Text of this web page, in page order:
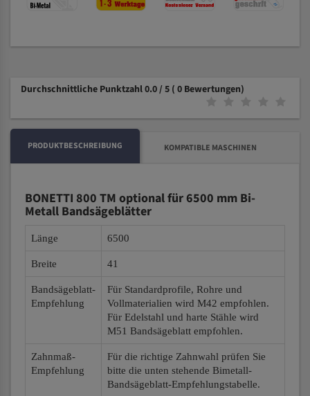
Durchschnittliche Punktzahl 0.0 / 5 ( 0 Bewertungen)
PRODUKTBESCHREIBUNG KOMPATIBLE MASCHINEN
BONETTI 800 TM optional für 6500 mm Bi-
Metall Bandsägeblätter
Länge 6500
Breite 41
Bandsägeblatt-
Empfehlung
Für Standardprofile, Rohre und
Vollmaterialien wird M42 empfohlen.
Für Edelstahl und harte Stähle wird
M51 Bandsägeblatt empfohlen.
Zahnmaß-
Empfehlung
Für die richtige Zahnwahl prüfen Sie
bitte die unten stehende Bimetall-
Bandsägeblatt-Empfehlungstabelle.